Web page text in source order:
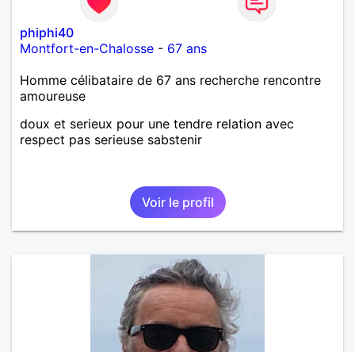
phiphi40
Montfort-en-Chalosse - 67 ans
Homme célibataire de 67 ans recherche rencontre
amoureuse
doux et serieux pour une tendre relation avec
respect pas serieuse sabstenir
Voir le profil